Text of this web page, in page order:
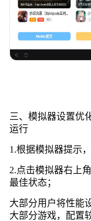
三、模拟器设置优
运行
1.根据模拟器提示
2.点击模拟器右上
最佳状态；
大部分用户将性能
大部分游戏，配置